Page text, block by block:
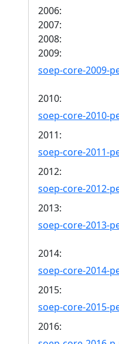
2006:
2007:
2008:
2009:
soep-core-2009-
2010:
soep-core-2010-
2011:
soep-core-2011-
2012:
soep-core-2012-
2013:
soep-core-2013-
2014:
soep-core-2014-
2015:
soep-core-2015-
2016: